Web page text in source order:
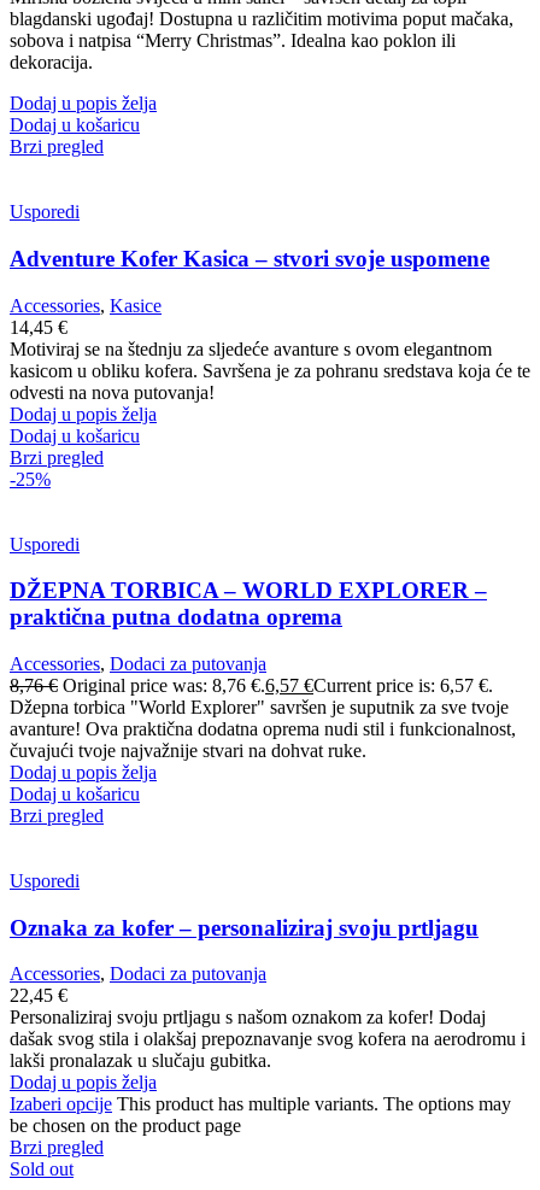
blagdanski ugođaj! Dostupna u različitim motivima poput mačaka,
sobova i natpisa “Merry Christmas”. Idealna kao poklon ili
dekoracija.
Dodaj u popis želja
Dodaj u košaricu
Brzi pregled
Usporedi
Adventure Kofer Kasica – stvori svoje uspomene
Accessories, Kasice
14,45 €
Motiviraj se na štednju za sljedeće avanture s ovom elegantnom
kasicom u obliku kofera. Savršena je za pohranu sredstava koja će te
odvesti na nova putovanja!
Dodaj u popis želja
Dodaj u košaricu
Brzi pregled
-25%
Usporedi
DŽEPNA TORBICA – WORLD EXPLORER –
praktična putna dodatna oprema
Accessories, Dodaci za putovanja
8,76€ Original price was: 8,76 €.6,57 €Current price is: 6,57 €.
Džepna torbica "World Explorer" savršen je suputnik za sve tvoje
avanture! Ova praktična dodatna oprema nudi stil i funkcionalnost,
čuvajući tvoje najvažnije stvari na dohvat ruke.
Dodaj u popis želja
Dodaj u košaricu
Brzi pregled
Usporedi
Oznaka za kofer – personaliziraj svoju prtljagu
Accessories, Dodaci za putovanja
22,45 €
Personaliziraj svoju prtljagu s našom oznakom za kofer! Dodaj
dašak svog stila i olakšaj prepoznavanje svog kofera na aerodromu i
lakši pronalazak u slučaju gubitka.
Dodaj u popis želja
Izaberi opcije This product has multiple variants. The options may
be chosen on the product page
Brzi pregled
Sold out